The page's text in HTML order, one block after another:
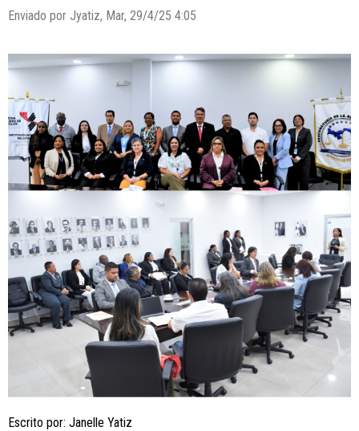
Enviado por Jyatiz, Mar, 29/4/25 4:05
Escrito por: Janelle Yatiz